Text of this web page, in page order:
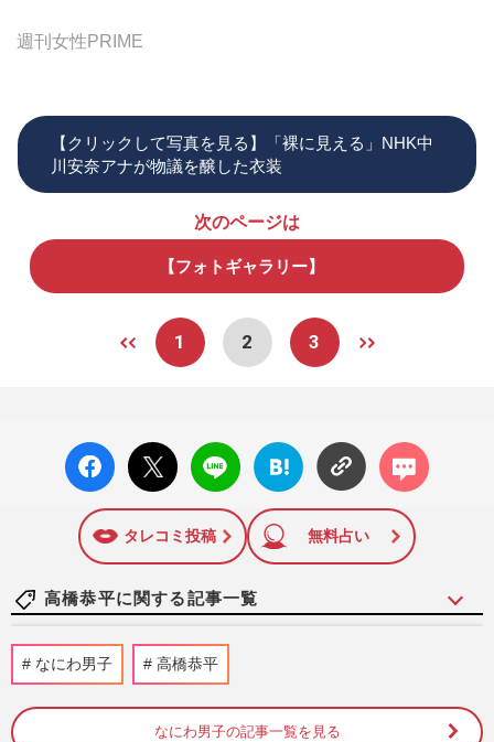
週刊女性PRIME
【クリックして写真を見る】「裸に見える」NHK中
川安奈アナが物議を醸した衣装
次のページは
【フォトギャラリー】
1 2 3
facebo
ok い
X ポス
ト
LINE
はてな
ブック
に追加
コメン
ト
タレコミ投稿 無料占い
高橋恭平に関する記事一覧
高橋恭平、なにわ男子では「キラキラした
6人の中にひとりだけ、いびつな存在がい
週刊女性2025年11月11日・18日号 2025/10/31
なにわ男子 高橋恭平
なにわ男子の記事一覧を見る